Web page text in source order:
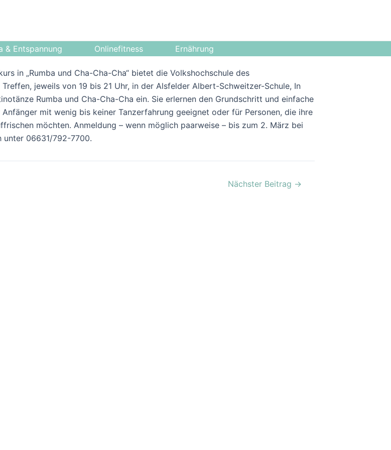
& Entspannung Onlinefitness Ernährung
in „Rumba und Cha-Cha-Cha“ bietet die Volkshochschule des
jeweils von 19 bis 21 Uhr, in der Alsfelder Albert-Schweitzer-Schule, In
Rumba und Cha-Cha-Cha ein. Sie erlernen den Grundschritt und einfache
mit wenig bis keiner Tanzerfahrung geeignet oder für Personen, die ihre
möchten. Anmeldung – wenn möglich paarweise – bis zum 2. März bei
unter 06631/792-7700.
Nächster Beitrag →